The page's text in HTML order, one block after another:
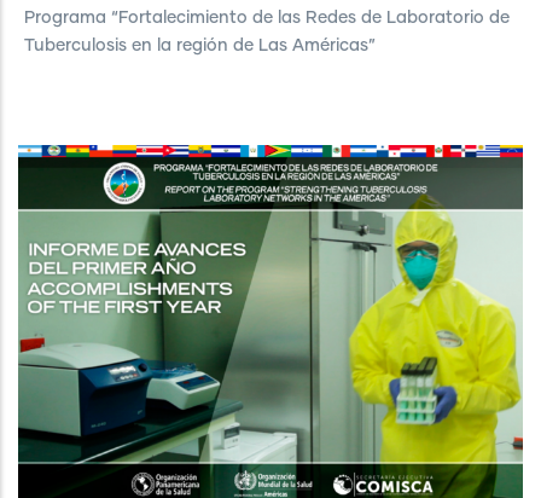
Programa “Fortalecimiento de las Redes de Laboratorio de
Tuberculosis en la región de Las Américas”